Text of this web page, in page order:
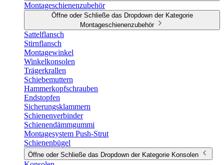
Montageschienenzubehör
Öffne oder Schließe das Dropdown der Kategorie
Montageschienenzubehör
Sattelflansch
Stirnflansch
Montagewinkel
Winkelkonsolen
Trägerkrallen
Schiebemuttern
Hammerkopfschrauben
Endstopfen
Sicherungsklammern
Schienenverbinder
Schienendämmgummi
Montagesystem Push-Strut
Schienenbügel
Öffne oder Schließe das Dropdown der Kategorie Konsolen